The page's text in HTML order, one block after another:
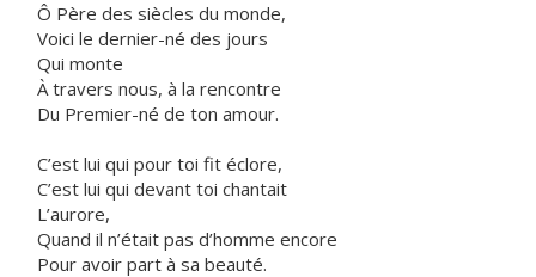
Ô Père des siècles du monde,
Voici le dernier-né des jours
Qui monte
À travers nous, à la rencontre
Du Premier-né de ton amour.
C’est lui qui pour toi fit éclore,
C’est lui qui devant toi chantait
L’aurore,
Quand il n’était pas d’homme encore
Pour avoir part à sa beauté.